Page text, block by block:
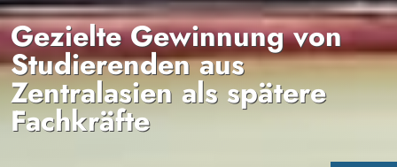
Gezielte Gewinnung von
Studierenden aus
Zentralasien als spätere
Fachkräfte